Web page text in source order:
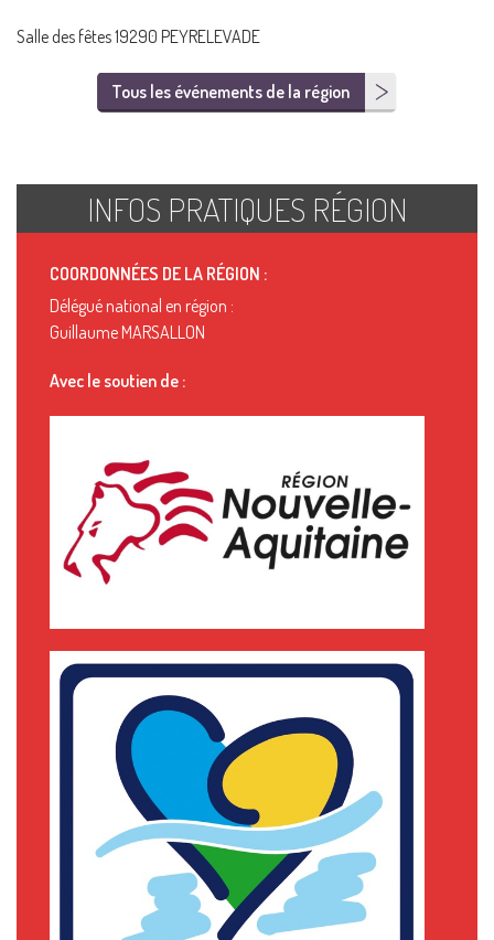
Salle des fêtes 19290 PEYRELEVADE
Tous les événements de la région
INFOS PRATIQUES RÉGION
COORDONNÉES DE LA RÉGION :
Délégué national en région :
Guillaume MARSALLON
Avec le soutien de :